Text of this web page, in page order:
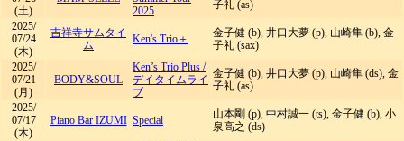
(土)
2025
子礼 (as)
2025/
07/24
(木)
吉祥寺サムタイ
ム
Ken's Trio＋
金子健 (b), 井口大夢 (p), 山崎隼 (b), 金
子礼 (sax)
2025/
07/21
(月)
BODY&SOUL
Ken’s Trio Plus /
デイタイムライ
ブ
金子健 (b), 井口大夢 (p), 山崎隼 (ds), 金
子礼 (as)
2025/
07/17
(木)
Piano Bar IZUMI Special
山本剛 (p), 中村誠一 (ts), 金子健 (b), 小
泉高之 (ds)